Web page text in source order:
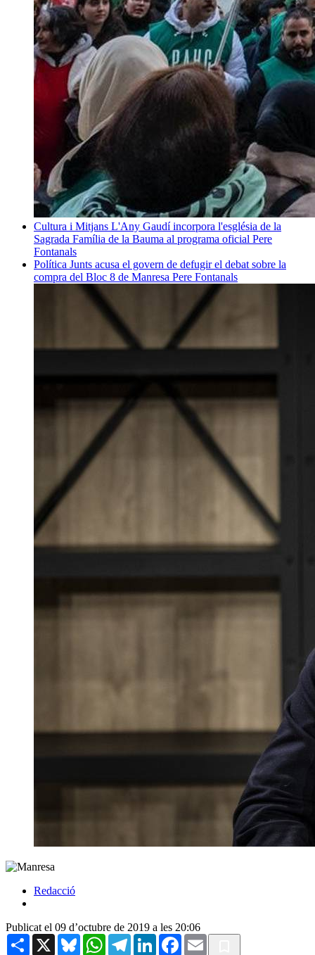
Cultura i Mitjans L'Any Gaudí incorpora l'església de la
Sagrada Família de la Bauma al programa oficial Pere
Fontanals
Política Junts acusa el govern de defugir el debat sobre la
compra del Bloc 8 de Manresa Pere Fontanals
Redacció
Publicat el 09 d’octubre de 2019 a les 20:06
Share X BlueskyWhatsAppTelegramLinkedInFacebook
Email